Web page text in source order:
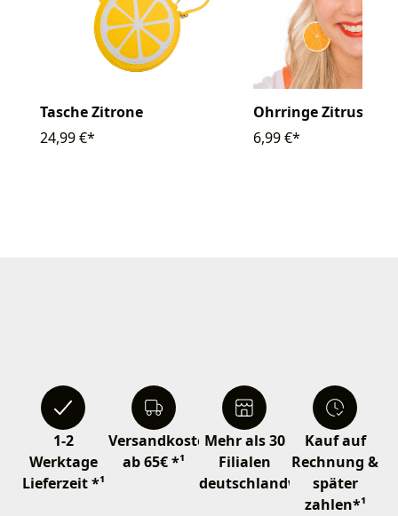
Tasche Zitrone
24,99 €*
Ohrringe Zitrus
6,99 €*
1-2
Werktage
Lieferzeit *¹
Versandkostenfrei
ab 65€ *¹
Mehr als 30
Filialen
deutschlandweit
Kauf auf
Rechnung &
später
zahlen*¹